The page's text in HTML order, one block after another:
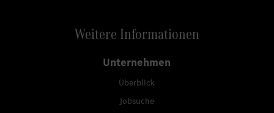
Weitere Informationen
Unternehmen
Überblick
Jobsuche